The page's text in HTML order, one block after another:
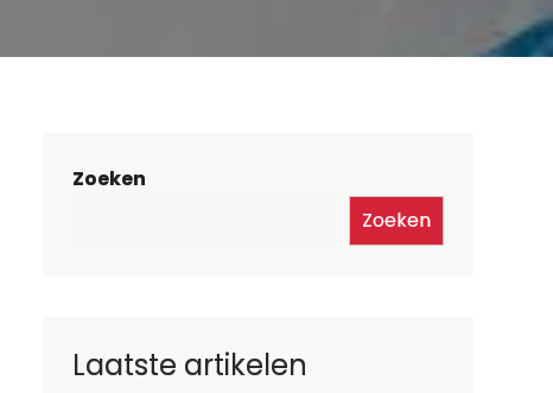
Zoeken
Zoeken
Laatste artikelen